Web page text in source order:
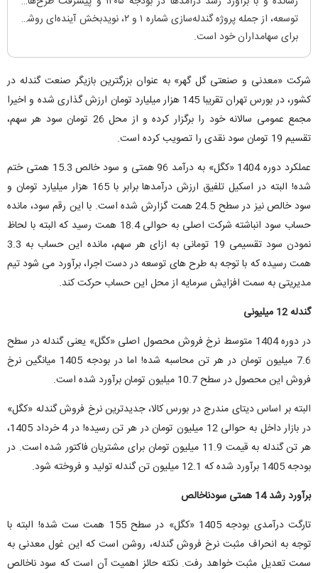
توسعه، از جمله پروژه گندله‌سازی شماره ۱ و ۲، نویدبخش آینده‌ای روشن
برای سهامداران خود است.
شرکت «معدنی و صنعتی گل گهر» به عنوان بزرگترین بازیگر صنعت گندله در
کشور، در بورس تهران تقریبا 145 هزار میلیارد تومان ارزش گذاری شده و اخیرا
مجمع عمومی سالانه خود را برگزار کرده و از محل 26 تومان سود هر سهم،
تقسیم 19 تومان سود نقدی را تصویب کرده است.
عملکرد دوره 1404 «کگل» به درآمد 96 همتی و سود خالص 15.3 همتی ختم
شده! البته در اسکیل تلفیق ارزش درآمدها برابر با 165 هزار میلیارد تومان و
سود خالص نیز در سطح 24.5 همت گزارش شده است. با این رقم سود، مانده
حساب سود انباشته شرکت اصلی به حوالی 18.4 همت رسید که البته با لحاظ
نمودن سود تقسیمی 19 تومانی به ازای هر سهم، مانده این حساب به 3.3
همت رسیده که با توجه به طرح های توسعه در دست اجرا، برآورد می شود تیم
مدیریتی به سمت افزایش سرمایه از محل این حساب حرکت کند.
گندله 12 میلیونی
در دوره 1404 متوسط نرخ فروش محصول اصلی «کگل» یعنی گندله در سطح
7.6 میلیون تومان در هر تن محاسبه شده! اما در بودجه 1405 میانگین نرخ
فروش این محصول در سطح 10.7 میلیون تومان برآورد شده است.
البته بر اساس دیتای مندرج در بورس کالا، جدیدترین نرخ فروش گندله «کگل»
در بازار داخل به حوالی 12 میلیون تومان در هر تن رسیده! در 4 خرداد 1405،
هر تن گندله به قیمت 11.9 میلیون تومان برای مشتریان فاکتور شده است. در
بودجه 1405 برآورد شده که 12.1 میلیون تن گندله تولید و فروخته شود.
برآورد رشد 14 همتی سودناخالص
تارگت درآمدی بودجه 1405 «کگل» در سطح 155 همت ست شده! البته با
توجه به انحراف مثبت نرخ فروش گندله، روشن است که این غول معدنی به
سمت تعدیل مثبت خواهد رفت. نکته حائز اهمیت آن است که سود ناخالص